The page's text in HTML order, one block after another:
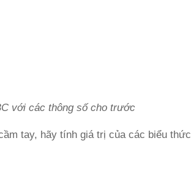
với các thông số cho trước
tay, hãy tính giá trị của các biểu thức